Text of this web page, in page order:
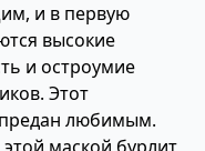
и в первую
высокие
и остроумие
Этот
любимым.